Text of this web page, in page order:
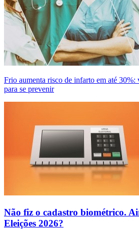
Frio aumenta risco de infarto em até 30%:
para se prevenir
Não fiz o cadastro biométrico.
Eleições 2026?